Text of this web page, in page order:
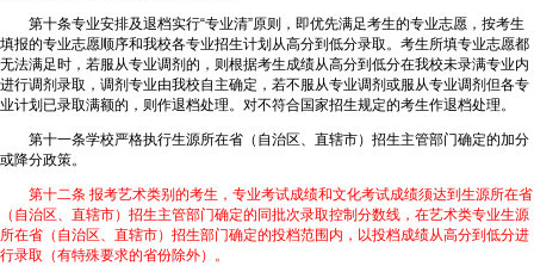
第十条专业安排及退档实行“专业清”原则，即优先满足考生的专业志愿，按考生
填报的专业志愿顺序和我校各专业招生计划从高分到低分录取。考生所填专业志愿都
无法满足时，若服从专业调剂的，则根据考生成绩从高分到低分在我校未录满专业内
进行调剂录取，调剂专业由我校自主确定，若不服从专业调剂或服从专业调剂但各专
业计划已录取满额的，则作退档处理。对不符合国家招生规定的考生作退档处理。
第十一条学校严格执行生源所在省（自治区、直辖市）招生主管部门确定的加分
或降分政策。
第十二条 报考艺术类别的考生，专业考试成绩和文化考试成绩须达到生源所在省
（自治区、直辖市）招生主管部门确定的同批次录取控制分数线，在艺术类专业生源
所在省（自治区、直辖市）招生部门确定的投档范围内，以投档成绩从高分到低分进
行录取（有特殊要求的省份除外）。